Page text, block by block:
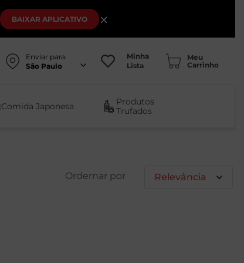
BAIXAR APLICATIVO ×
Enviar para:
São Paulo
Minha
Lista
Comida Japonesa
Produtos
Trufados
Relevância